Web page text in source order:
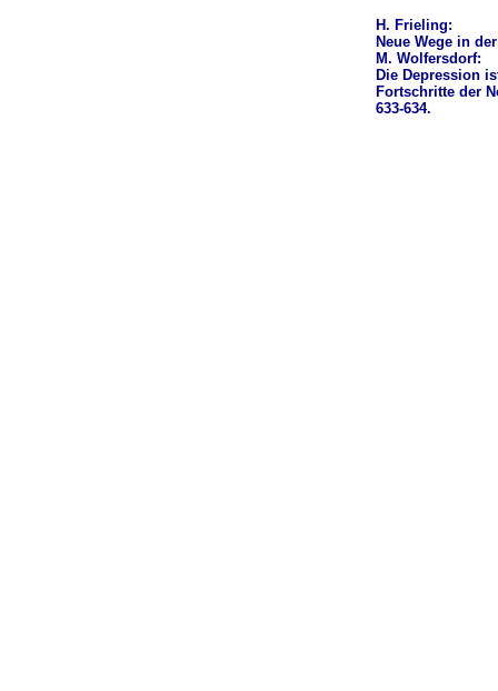
H. Frieling:
Neue Wege in
M. Wolfersdorf:
Die Depression
Fortschritte der
633-634.